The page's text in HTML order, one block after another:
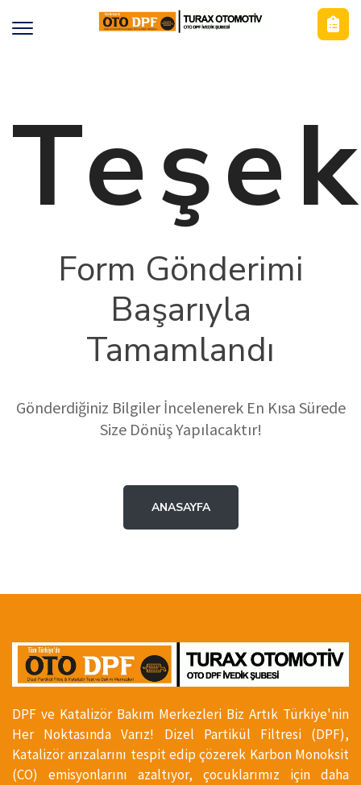
Form Gönderimi
Başarıyla
Tamamlandı
Gönderdiğiniz Bilgiler İncelenerek En Kısa Sürede
Size Dönüş Yapılacaktır!
ANASAYFA
DPF ve Katalizör Bakım Merkezleri Biz Artık Türkiye'nin
Her Noktasında Varız! Dizel Partikül Filtresi (DPF),
Katalizör arızalarını tespit edip çözerek Karbon Monoksit
(CO) emisyonlarını azaltıyor, çocuklarımız için daha